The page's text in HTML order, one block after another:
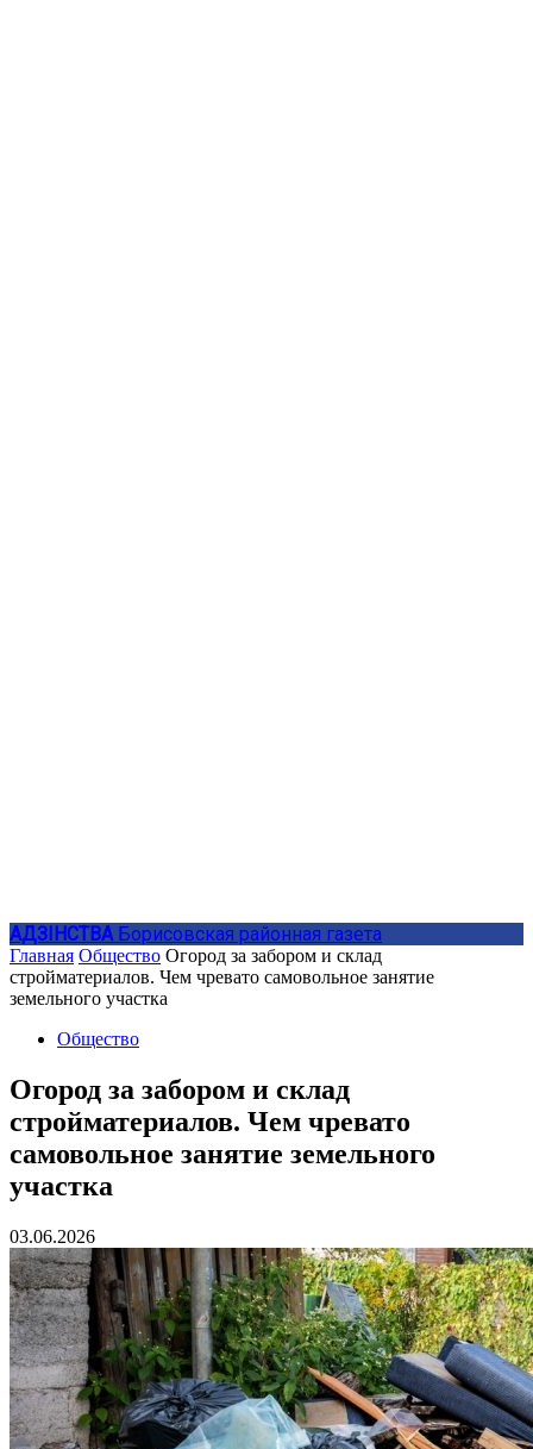
АДЗIНСТВА Борисовская районная газета
Главная Общество Огород за забором и склад
стройматериалов. Чем чревато самовольное занятие
земельного участка
Общество
Огород за забором и склад
стройматериалов. Чем чревато
самовольное занятие земельного
участка
03.06.2026